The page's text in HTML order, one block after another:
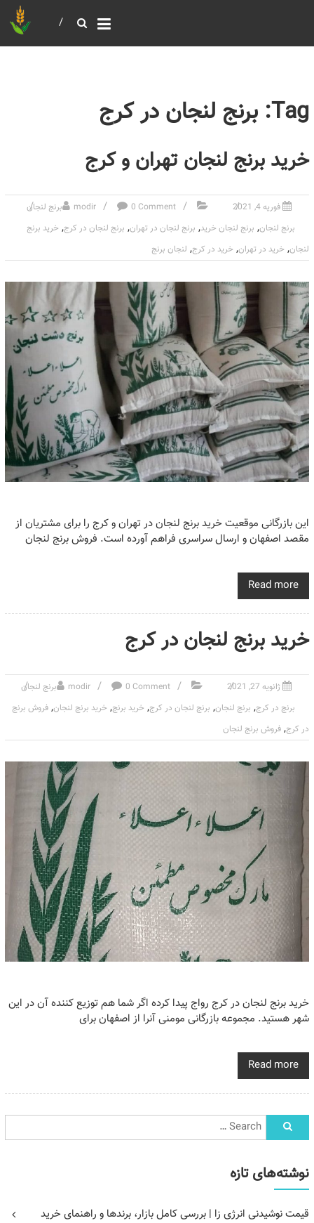
Tag: برنج لنجان در کرج
خرید برنج لنجان تهران و کرج
فوریه 4, 2021 modir 0 Comment
برنج لنجان
برنج لنجان, برنج لنجان خرید, برنج لنجان در تهران, برنج لنجان در کرج, خرید برنج
لنجان, خرید در تهران, خرید در کرج, لنجان برنج
این بازرگانی موقعیت خرید برنج لنجان در تهران و کرج را برای مشتریان از
مقصد اصفهان و ارسال سراسری فراهم آورده است. فروش برنج لنجان
Read more
خرید برنج لنجان در کرج
ژانویه 27, 2021 modir 0 Comment
برنج لنجان
برنج در کرج, برنج لنجان, برنج لنجان در کرج, خرید برنج, خرید برنج لنجان, فروش برنج
در کرج, فروش برنج لنجان
خرید برنج لنجان در کرج رواج پیدا کرده اگر شما هم توزیع کننده آن در این
شهر هستید. مجموعه بازرگانی مومنی آنرا از اصفهان برای
Read more
نوشته‌های تازه
قیمت نوشیدنی انرژی زا | بررسی کامل بازار، برندها و راهنمای خرید